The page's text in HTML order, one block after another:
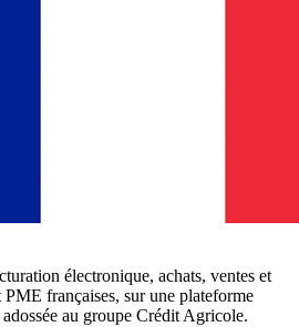
électronique, achats, ventes et
PME françaises, sur une plateforme
au groupe Crédit Agricole.